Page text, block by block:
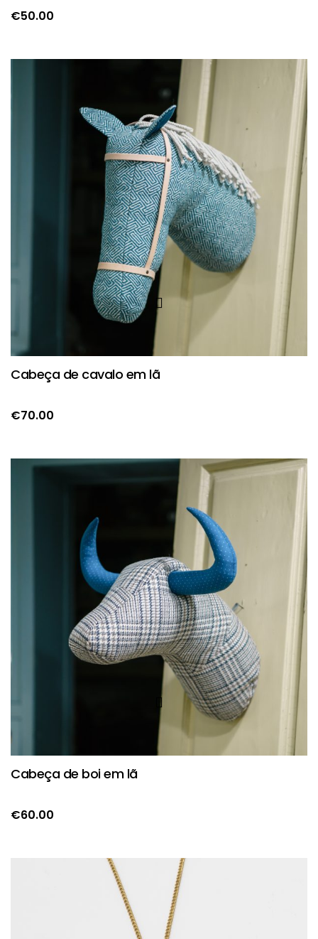
€50.00
Cabeça de cavalo em lã
€70.00
Cabeça de boi em lã
€60.00